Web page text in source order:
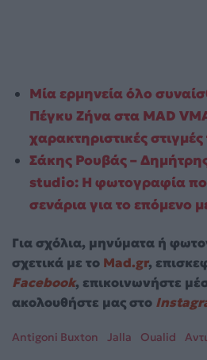
Μία ερμηνεία όλο
Πέγκυ Ζήνα στα MAD
χαρακτηριστικές
Σάκης Ρουβάς –
studio: Η φωτογραφία
σενάρια για το επόμενο
Για σχόλια, μηνύματα ή
σχετικά με το Mad.gr,
Facebook, επικοινωνήστε
ακολουθήστε μας στο
Antigoni Buxton Jalla Oualid